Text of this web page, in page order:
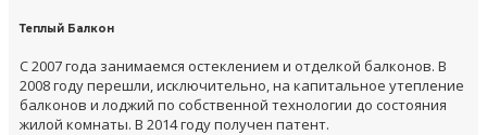
Теплый Балкон
С 2007 года занимаемся остеклением и отделкой балконов. В
2008 году перешли, исключительно, на капитальное утепление
балконов и лоджий по собственной технологии до состояния
жилой комнаты. В 2014 году получен патент.